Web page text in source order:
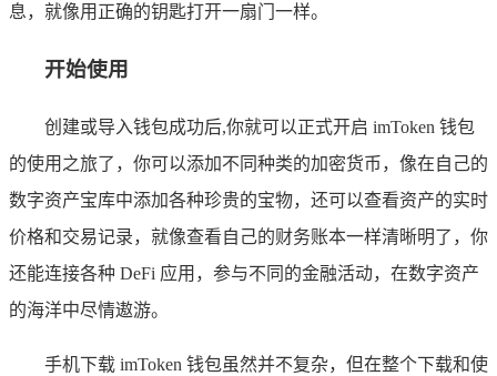
息，就像用正确的钥匙打开一扇门一样。
开始使用
创建或导入钱包成功后,你就可以正式开启 imToken 钱包
的使用之旅了，你可以添加不同种类的加密货币，像在自己的
数字资产宝库中添加各种珍贵的宝物，还可以查看资产的实时
价格和交易记录，就像查看自己的财务账本一样清晰明了，你
还能连接各种 DeFi 应用，参与不同的金融活动，在数字资产
的海洋中尽情遨游。
手机下载 imToken 钱包虽然并不复杂，但在整个下载和使